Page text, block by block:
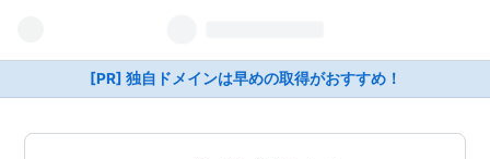
[PR] 独自ドメインは早めの取得がおすすめ！